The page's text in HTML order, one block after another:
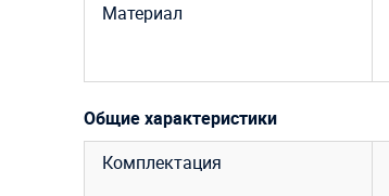
Материал
Общие характеристики
Комплектация